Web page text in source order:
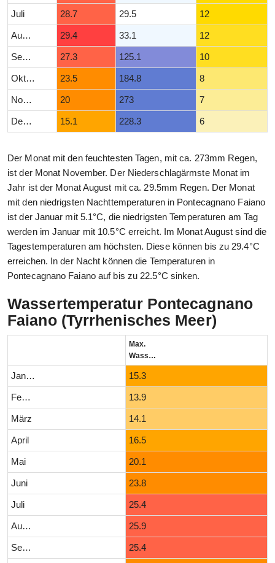
Juli 28.7 29.5 12
August 29.4 33.1 12
September 27.3 125.1 10
Oktober 23.5 184.8 8
November 20 273 7
Dezember 15.1 228.3 6
Der Monat mit den feuchtesten Tagen, mit ca. 273mm Regen,
ist der Monat November. Der Niederschlagärmste Monat im
Jahr ist der Monat August mit ca. 29.5mm Regen. Der Monat
mit den niedrigsten Nachttemperaturen in Pontecagnano Faiano
ist der Januar mit 5.1°C, die niedrigsten Temperaturen am Tag
werden im Januar mit 10.5°C erreicht. Im Monat August sind die
Tagestemperaturen am höchsten. Diese können bis zu 29.4°C
erreichen. In der Nacht können die Temperaturen in
Pontecagnano Faiano auf bis zu 22.5°C sinken.
Wassertemperatur Pontecagnano
Faiano (Tyrrhenisches Meer)
Max.
Wassertemperatur (°C)
Januar 15.3
Februar 13.9
März 14.1
April 16.5
Mai 20.1
Juni 23.8
Juli 25.4
August 25.9
September 25.4